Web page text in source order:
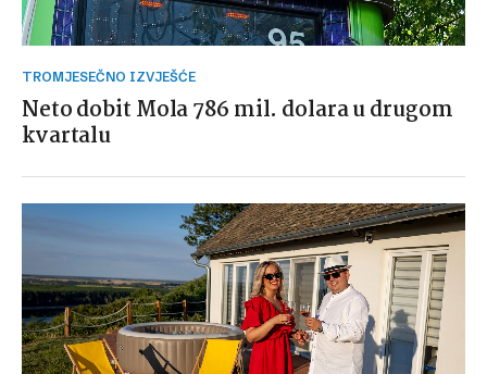
TROMJESEČNO IZVJEŠĆE
Neto dobit Mola 786 mil. dolara u drugom
kvartalu